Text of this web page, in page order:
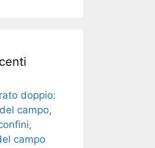
doppio:
campo,
campo